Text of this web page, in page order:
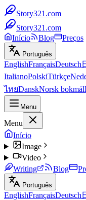
Story321.com
Story321.com
Início
Blog Preços
Português
EnglishFrançaisDeutsch
ItalianoPolskiTürkçe
ไทยDanskNorsk bokmål
Menu
Menu
Início
Image
Video
Writing
Blog
Português
EnglishFrançaisDeutsch